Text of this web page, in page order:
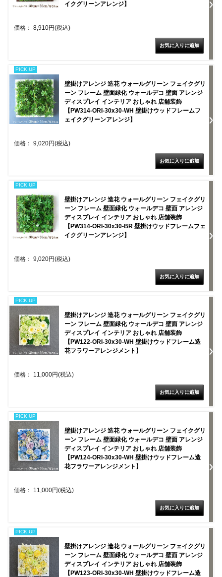
イクグリーンアレンジ】
価格： 8,910円(税込)
PICK UP
壁掛けアレンジ 造花 ウォールグリーン フェイクグリ
ーン フレーム 壁面緑化 ウォールデコ 壁面 アレンジ
ディスプレイ インテリア おしゃれ 店舗装飾
【PW314-ORI-30x30-WH 壁掛けウッドフレームフ
ェイクグリーンアレンジ】
価格： 9,020円(税込)
PICK UP
壁掛けアレンジ 造花 ウォールグリーン フェイクグリ
ーン フレーム 壁面緑化 ウォールデコ 壁面 アレンジ
ディスプレイ インテリア おしゃれ 店舗装飾
【PW314-ORI-30x30-BR 壁掛けウッドフレームフェ
イクグリーンアレンジ】
価格： 9,020円(税込)
PICK UP
壁掛けアレンジ 造花 ウォールグリーン フェイクグリ
ーン フレーム 壁面緑化 ウォールデコ 壁面 アレンジ
ディスプレイ インテリア おしゃれ 店舗装飾
【PW122-ORI-30x30-WH 壁掛けウッドフレーム造
花フラワーアレンジメント】
価格： 11,000円(税込)
PICK UP
壁掛けアレンジ 造花 ウォールグリーン フェイクグリ
ーン フレーム 壁面緑化 ウォールデコ 壁面 アレンジ
ディスプレイ インテリア おしゃれ 店舗装飾
【PW124-ORI-30x30-WH 壁掛けウッドフレーム造
花フラワーアレンジメント】
価格： 11,000円(税込)
PICK UP
壁掛けアレンジ 造花 ウォールグリーン フェイクグリ
ーン フレーム 壁面緑化 ウォールデコ 壁面 アレンジ
ディスプレイ インテリア おしゃれ 店舗装飾
【PW123-ORI-30x30-WH 壁掛けウッドフレーム造